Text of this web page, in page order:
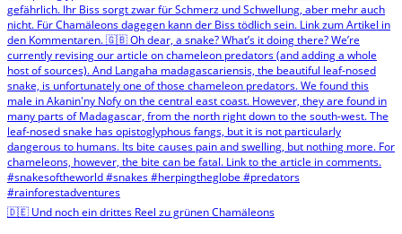
🇩🇪 Und noch ein drittes Reel zu grünen Chamäleons